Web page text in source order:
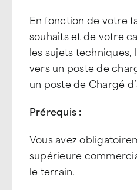
En fonction de votre
souhaits et de votre
les sujets
vers un poste de
un poste de Chargé
Prérequis :
Vous avez
supérieure
le terrain.